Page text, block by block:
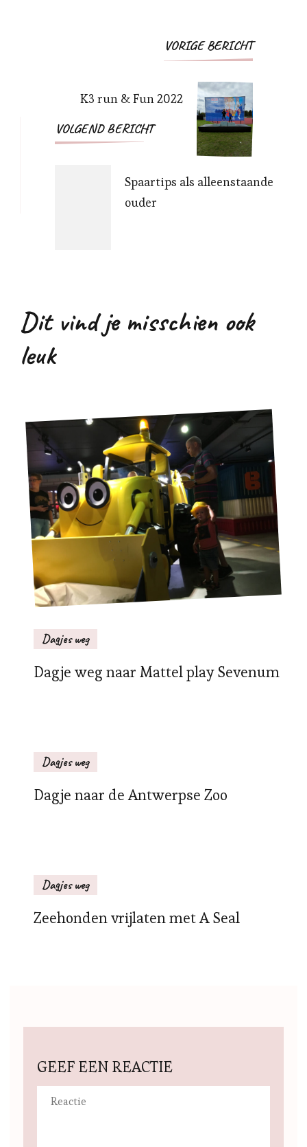
Bericht
VORIGE BERICHT
K3 run & Fun 2022
VOLGEND BERICHT
Spaartips als alleenstaande
ouder
Dit vind je misschien ook
leuk
Dagjes weg
Dagje weg naar Mattel play Sevenum
Dagjes weg
Dagje naar de Antwerpse Zoo
Dagjes weg
Zeehonden vrijlaten met A Seal
GEEF EEN REACTIE